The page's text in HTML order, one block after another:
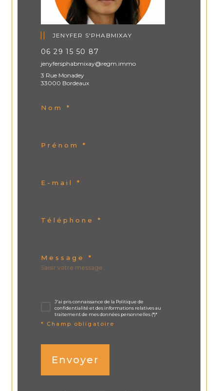
JENYFER S'PHABMIXAY
06 29 15 50 87
jenyfersphabmixay@regm.immo
3 Rue Monadey
33000 Bordeaux
Nom *
Prénom *
E-mail *
Téléphone *
Message *
J'ai pris connaissance de la Politique de
confidentialité et des informations relatives au
traitement de mes données personnelles (*)*
* Champ obligatoire
Envoyer